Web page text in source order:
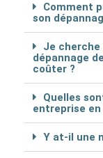
Comment
son
Je
dépannage
coûter ?
Quelles
entreprise
Y at-il une